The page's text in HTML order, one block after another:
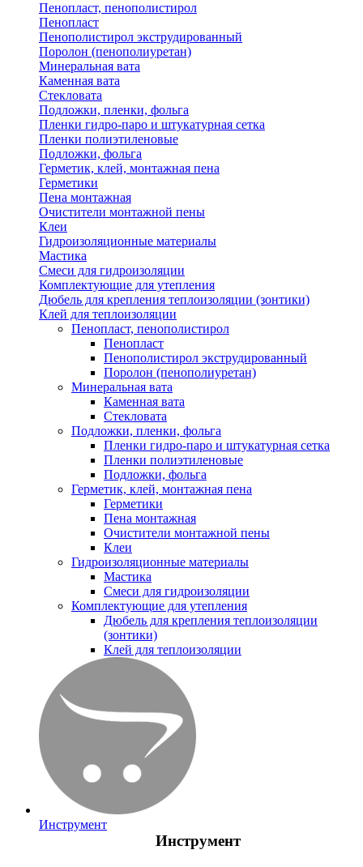
Пенопласт, пенополистирол
Пенопласт
Пенополистирол экструдированный
Поролон (пенополиуретан)
Минеральная вата
Каменная вата
Стекловата
Подложки, пленки, фольга
Пленки гидро-паро и штукатурная сетка
Пленки полиэтиленовые
Подложки, фольга
Герметик, клей, монтажная пена
Герметики
Пена монтажная
Очистители монтажной пены
Клеи
Гидроизоляционные материалы
Мастика
Смеси для гидроизоляции
Комплектующие для утепления
Дюбель для крепления теплоизоляции (зонтики)
Клей для теплоизоляции
Пенопласт, пенополистирол
Пенопласт
Пенополистирол экструдированный
Поролон (пенополиуретан)
Минеральная вата
Каменная вата
Стекловата
Подложки, пленки, фольга
Пленки гидро-паро и штукатурная сетка
Пленки полиэтиленовые
Подложки, фольга
Герметик, клей, монтажная пена
Герметики
Пена монтажная
Очистители монтажной пены
Клеи
Гидроизоляционные материалы
Мастика
Смеси для гидроизоляции
Комплектующие для утепления
Дюбель для крепления теплоизоляции
(зонтики)
Клей для теплоизоляции
Инструмент
Инструмент